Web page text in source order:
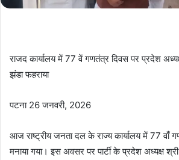
राजद कार्यालय में 77 वें गणतंत्र दिवस पर प्रदेश
झंडा फहराया
पटना 26 जनवरी, 2026
आज राष्ट्रीय जनता दल के राज्य कार्यालय में 77 वाँ
मनाया गया। इस अवसर पर पार्टी के प्रदेश अध्यक्ष